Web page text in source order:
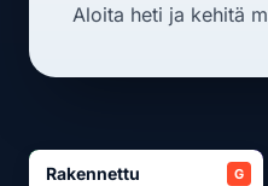
Aloita heti ja kehitä
Rakennettu